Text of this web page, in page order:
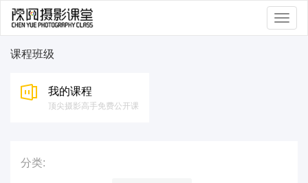
课程班级
我的课程
顶尖摄影高手免费公开课
分类: